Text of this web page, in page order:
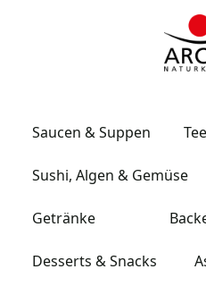
Saucen & Suppen Tee
Sushi, Algen & Gemüse
Getränke
Desserts & Snacks